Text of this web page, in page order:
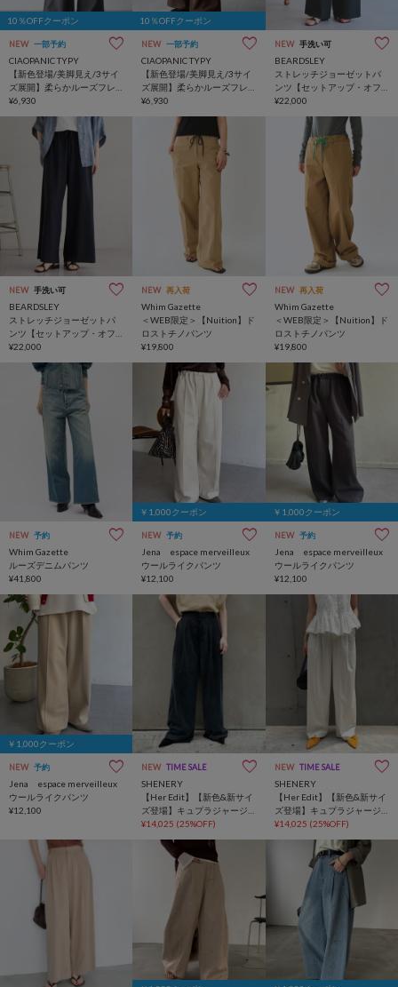
10％OFFクーポン
NEW 一部予約
CIAOPANIC TYPY
【新色登場/美脚見え/3サイ
ズ展開】柔らかルーズフレ
アイージーパンツ
¥6,930
10％OFFクーポン
NEW 一部予約
CIAOPANIC TYPY
【新色登場/美脚見え/3サイ
ズ展開】柔らかルーズフレ
アイージーパンツ
¥6,930
NEW 手洗い可
BEARDSLEY
ストレッチジョーゼットパ
ンツ【セットアップ・オフ
ィスカジュアル】
¥22,000
NEW 手洗い可
BEARDSLEY
ストレッチジョーゼットパ
ンツ【セットアップ・オフ
ィスカジュアル】
¥22,000
NEW 再入荷
Whim Gazette
＜WEB限定＞【Nuition】ド
ロストチノパンツ
¥19,800
NEW 再入荷
Whim Gazette
＜WEB限定＞【Nuition】ド
ロストチノパンツ
¥19,800
NEW 予約
Whim Gazette
ルーズデニムパンツ
¥41,800
￥1,000クーポン
NEW 予約
Jena espace merveilleux
ウールライクパンツ
¥12,100
￥1,000クーポン
NEW 予約
Jena espace merveilleux
ウールライクパンツ
¥12,100
￥1,000クーポン
NEW 予約
Jena espace merveilleux
ウールライクパンツ
¥12,100
NEW TIME SALE
SHENERY
【Her Edit】【新色&新サイ
ズ登場】キュプラジャージ
ータックパンツ
¥14,025 (25%OFF)
NEW TIME SALE
SHENERY
【Her Edit】【新色&新サイ
ズ登場】キュプラジャージ
ータックパンツ
¥14,025 (25%OFF)